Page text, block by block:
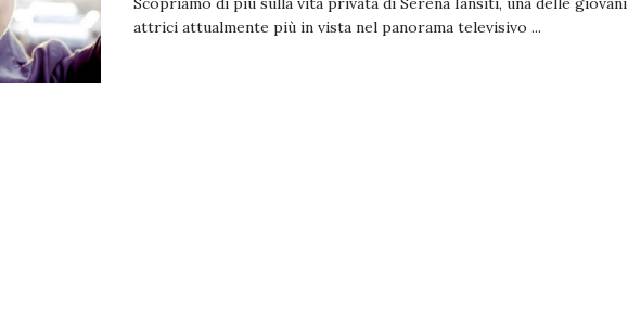
attrici attualmente più in vista nel panorama televisivo ...